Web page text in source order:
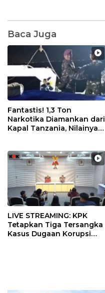
Baca Juga
Fantastis! 1,3 Ton
Narkotika Diamankan dari
Kapal Tanzania, Nilainya
LIVE STREAMING: KPK
Tetapkan Tiga Tersangka
Kasus Dugaan Korupsi